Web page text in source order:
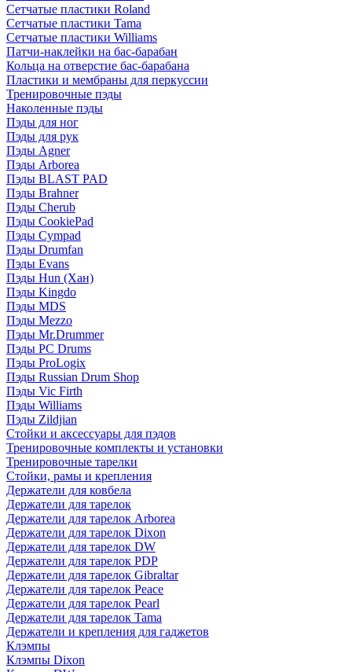
Сетчатые пластики Roland
Сетчатые пластики Tama
Сетчатые пластики Williams
Патчи-наклейки на бас-барабан
Кольца на отверстие бас-барабана
Пластики и мембраны для перкуссии
Тренировочные пэды
Наколенные пэды
Пэды для ног
Пэды для рук
Пэды Agner
Пэды Arborea
Пэды BLAST PAD
Пэды Brahner
Пэды Cherub
Пэды CookiePad
Пэды Cympad
Пэды Drumfan
Пэды Evans
Пэды Hun (Хан)
Пэды Kingdo
Пэды MDS
Пэды Mezzo
Пэды Mr.Drummer
Пэды PC Drums
Пэды ProLogix
Пэды Russian Drum Shop
Пэды Vic Firth
Пэды Williams
Пэды Zildjian
Стойки и аксессуары для пэдов
Тренировочные комплекты и установки
Тренировочные тарелки
Стойки, рамы и крепления
Держатели для ковбела
Держатели для тарелок
Держатели для тарелок Arborea
Держатели для тарелок Dixon
Держатели для тарелок DW
Держатели для тарелок PDP
Держатели для тарелок Gibraltar
Держатели для тарелок Peace
Держатели для тарелок Pearl
Держатели для тарелок Tama
Держатели и крепления для гаджетов
Клэмпы
Клэмпы Dixon